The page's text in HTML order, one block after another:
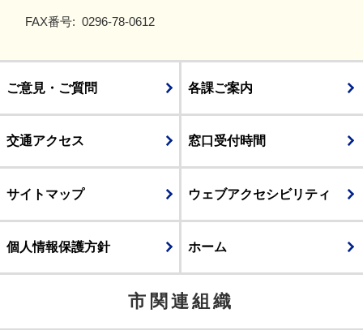
FAX番号: 0296-78-0612
ご意見・ご質問 各課ご案内
交通アクセス 窓口受付時間
サイトマップ ウェブアクセシビリティ
個人情報保護方針 ホーム
市関連組織